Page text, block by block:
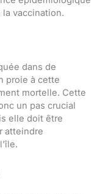
vaccination.
dans de
proie à cette
mortelle. Cette
un pas crucial
elle doit être
atteindre